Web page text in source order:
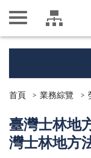
首頁 業務綜覽
臺灣士林地
灣士林地方